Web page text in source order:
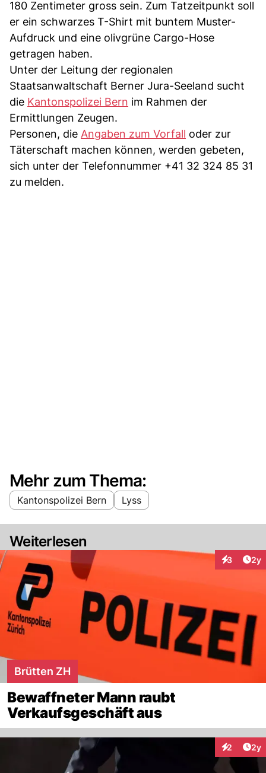
180 Zentimeter gross sein. Zum Tatzeitpunkt soll
er ein schwarzes T-Shirt mit buntem Muster-
Aufdruck und eine olivgrüne Cargo-Hose
getragen haben.
Unter der Leitung der regionalen
Staatsanwaltschaft Berner Jura-Seeland sucht
die Kantonspolizei Bern im Rahmen der
Ermittlungen Zeugen.
Personen, die Angaben zum Vorfall oder zur
Täterschaft machen können, werden gebeten,
sich unter der Telefonnummer +41 32 324 85 31
zu melden.
Mehr zum Thema:
Kantonspolizei Bern Lyss
Weiterlesen
3 2y
Brütten ZH
Bewaffneter Mann raubt
Verkaufsgeschäft aus
2 2y